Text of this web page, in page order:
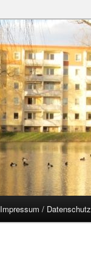
Impressum / Datenschutz